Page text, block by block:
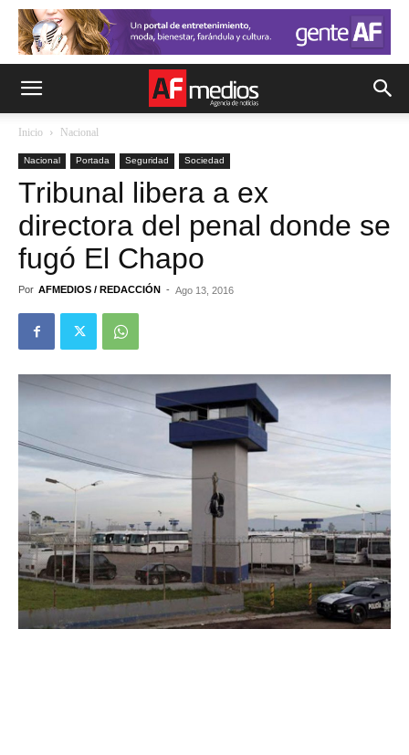
Inicio Nacional
Nacional Portada Seguridad Sociedad
Tribunal libera a ex
directora del penal donde se
fugó El Chapo
Por AFMEDIOS / REDACCIÓN - Ago 13, 2016